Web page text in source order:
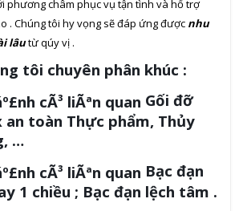
phương châm phục vụ tận tình và hổ trợ
. Chúng tôi hy vọng sẽ đáp ứng được nhu
lâutừ qúy vị .
tôi chuyên phân khúc :
Gối đỡ
an toàn Thực phẩm, Thủy
…
Bạc đạn
1 chiều ; Bạc đạn lệch tâm .